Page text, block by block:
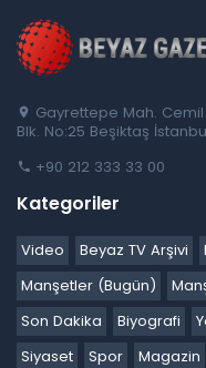
Gayrettepe Mah.
Blk. No:25 Beşiktaş
+90 212 333 33 00
Kategoriler
Video Beyaz TV Arşivi
Manşetler (Bugün)
Son Dakika
Biyografi
Siyaset
Spor Magazin